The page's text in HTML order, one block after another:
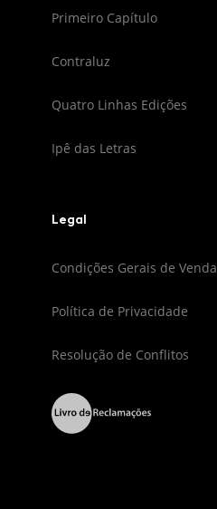
Primeiro Capítulo
Contraluz
Quatro Linhas Edições
Ipê das Letras
Legal
Condições Gerais de Venda
Política de Privacidade
Resolução de Conflitos